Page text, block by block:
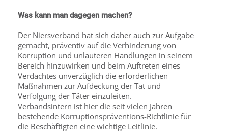
Was kann man dagegen machen?
Der Niersverband hat sich daher auch zur Aufgabe
gemacht, präventiv auf die Verhinderung von
Korruption und unlauteren Handlungen in seinem
Bereich hinzuwirken und beim Auftreten eines
Verdachtes unverzüglich die erforderlichen
Maßnahmen zur Aufdeckung der Tat und
Verfolgung der Täter einzuleiten.
Verbandsintern ist hier die seit vielen Jahren
bestehende Korruptionspräventions-Richtlinie für
die Beschäftigten eine wichtige Leitlinie.